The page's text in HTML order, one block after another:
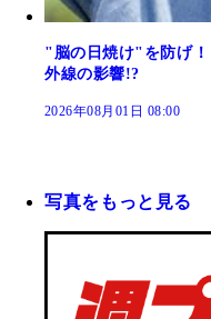
"脳の日焼け"を防げ
外線の影響!?
2026年08月01日 08:00
写真をもっと見る